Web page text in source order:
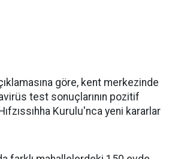
göre, kent merkezinde
test sonuçlarının pozitif
Kurulu'nca yeni kararlar